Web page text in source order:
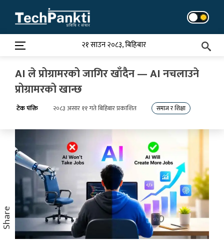
content
२१ साउन २०८३, बिहिबार
AI ले प्रोग्रामरको जागिर खाँदैन — AI नचलाउने
प्रोग्रामरको खान्छ
टेक पंक्ति २०८३ असार ११ गते बिहिबार प्रकाशित समाज र शिक्षा